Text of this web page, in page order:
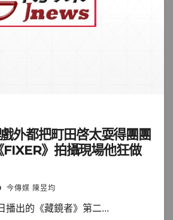
外都把町田啓太耍得團團
》拍攝現場他狂做
今傳媒 陳昱均
播出的《藏鏡者》第二...